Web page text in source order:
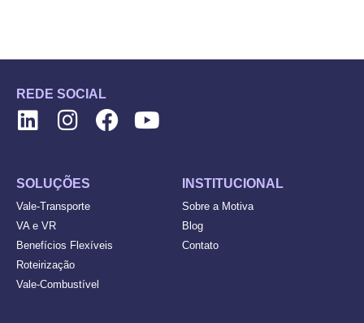
REDE SOCIAL
SOLUÇÕES
Vale-Transporte
VA e VR
Benefícios Flexíveis
Roteirização
Vale-Combustível
INSTITUCIONAL
Sobre a Motiva
Blog
Contato